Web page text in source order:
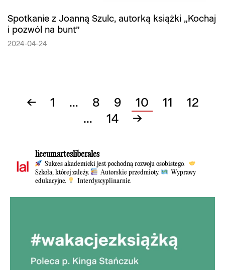
Spotkanie z Joanną Szulc, autorką książki „Kochaj
i pozwól na bunt”
2024-04-24
← 1 … 8 9 10 11
12
…
14 →
liceumartesliberales
Sukces akademicki jest pochodną rozwoju osobistego.
Szkoła, której zależy.
Autorskie przedmioty.
Wyprawy
edukacyjne.
Interdyscyplinarnie.